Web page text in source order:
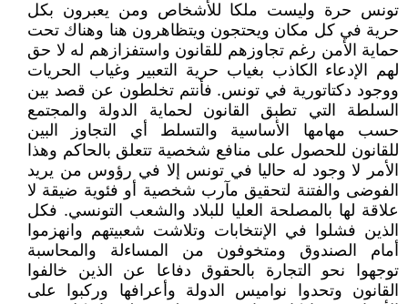
تونس حرة وليست ملكا للأشخاص ومن يعبرون بكل
حرية في كل مكان ويحتجون ويتظاهرون هنا وهناك تحت
حماية الأمن رغم تجاوزهم للقانون واستفزازهم له لا حق
لهم الإدعاء الكاذب بغياب حرية التعبير وغياب الحريات
ووجود دكتاتورية في تونس. فأنتم تخلطون عن قصد بين
السلطة التي تطبق القانون لحماية الدولة والمجتمع
حسب مهامها الأساسية والتسلط أي التجاوز البين
للقانون للحصول على منافع شخصية تتعلق بالحاكم وهذا
الأمر لا وجود له حاليا في تونس إلا في رؤوس من يريد
الفوضى والفتنة لتحقيق مآرب شخصية أو فئوية ضيقة لا
علاقة لها بالمصلحة العليا للبلاد والشعب التونسي. فكل
الذين فشلوا في الإنتخابات وتلاشت شعبيتهم وانهزموا
أمام الصندوق ومتخوفون من المساءلة والمحاسبة
توجهوا نحو التجارة بالحقوق دفاعا عن الذين خالفوا
القانون وتحدوا نواميس الدولة وأعرافها وركبوا على